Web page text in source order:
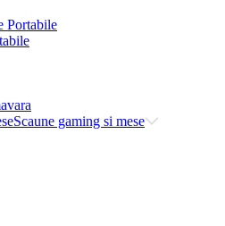
Portabile
Scaune gaming si mese